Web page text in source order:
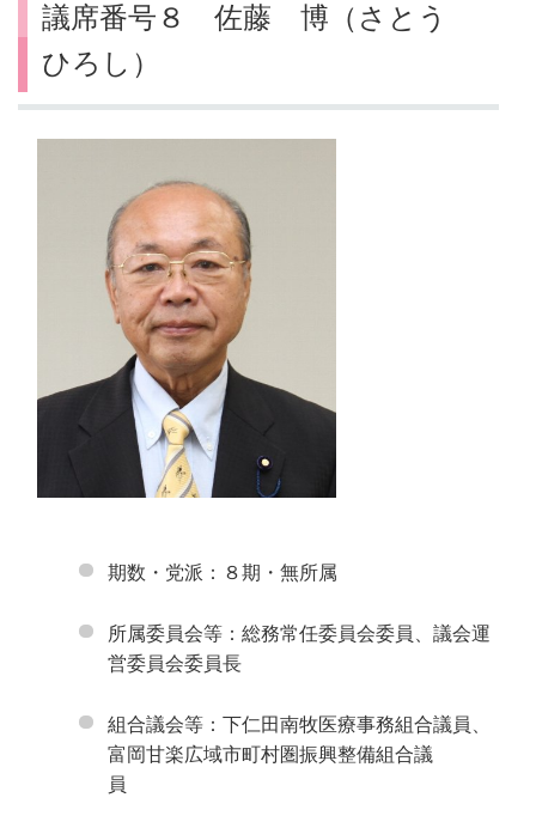
議席番号８ 佐藤 博（さとう
ひろし）
期数・党派：８期・無所属
所属委員会等：総務常任委員会委員、議会運
営委員会委員長
組合議会等：下仁田南牧医療事務組合議員、
富岡甘楽広域市町村圏振興整備組合議
員